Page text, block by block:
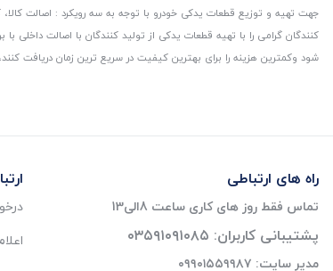
جهت تهیه و توزیع قطعات یدکی خودرو با توجه به سه رویکرد : اصالت
کنندگان گرامی را با تهیه قطعات یدکی از تولید کنندگان با اصالت
شود و‌کمترین هزینه را برای بهترین کیفیت در سریع ترین زمان دریافت
راه های ارتباطی
تماس فقط روز های کاری ساعت 8الی13
پشتیبانی کاربران: ۰۳۵۹۱۰۹۱۰۸۵
مدیر سایت: ۰۹۹۰۱۵۵۹۹۸۷